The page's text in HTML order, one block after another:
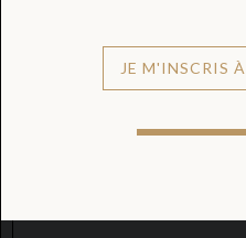
JE M'INSCRIS